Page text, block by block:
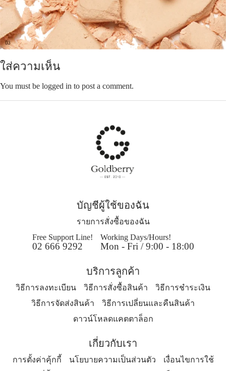
ใส่ความเห็น
You must be logged in to post a comment.
บัญชีผู้ใช้ของฉัน
รายการสั่งซื้อของฉัน
Free Support Line!
02 666 9292
Working Days/Hours!
Mon - Fri / 9:00 - 18:00
บริการลูกค้า
วิธีการลงทะเบียน วิธีการสั่งซื้อสินค้า
วิธีการชำระเงิน
วิธีการจัดส่งสินค้า
วิธีการเปลี่ยนและคืนสินค้า
ดาวน์โหลดแคตตาล็อก
เกี่ยวกับเรา
การตั้งค่าคุ้กกี้ นโยบายความเป็นส่วนตัว
เงื่อนไขการใช้